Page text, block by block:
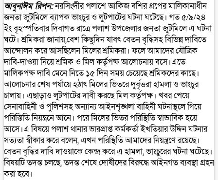
আবুনাঈম রিপন:নরসিংদীর পলাশে আকিজ বশির গ্রপের মালিকানাধীন
জনতা জুটমিলে ব্যাপক ভাংচুর ও লুটপাটের ঘটনা ঘটেছে। গত ৫/৯/২৪
ইং বৃহস্পতিবার দিবাগত রাত্রে পলাশ উপজেলার জনতা জুটমিলে এ ঘটনা
ঘটে। শ্রমিকরা জানায়,বেশ কিছুদিন যাবৎ বেতন বৃদ্ধিসহ বিভিন্ন দাবিতে
আন্দোলন করে আসছিলেন মিলের শ্রমিকরা। ফলে আমাদের যৌত্রিক
দাবি-দাওয়া নিয়ে শ্রমিক ও মিল কর্তৃপক্ষ আলোচনায় বসে।এতে
মালিকপক্ষ দাবি মেনে নিতে ১৫ দিন সময় চেয়েছে শ্রমিকদের কাছে।
আলোচনার শেষ পর্যায়ে হঠাৎ মিলের ভিতরে দুর্বৃত্তরা হামলা ও ভাংচুর
চালায়। এছাড়াও লুটপাটের দাবী করছে মিল কর্তৃপক্ষ। খবর পেয়ে
সেনাবাহিনী ও পুলিশসহ অন্যান্য আইনশৃঙ্খলা বাহিনী ঘটনাস্থলে গিয়ে
পরিস্তিতি নিয়ন্ত্রনে আনে। পরে মিলের ভিতর পরিস্থিতি স্বাভাবিক হয়ে
আসে।এ বিষয়ে পলাশ থানার ভারপ্রাপ্ত কর্মকর্তা ইখতিয়ার উদ্দিন ঘটনার
সত্যতা স্বীকার করে বলেন, এখন পরিস্থিতি আমাদের নিয়ন্ত্রণে রয়েছে।
বেতন বৃদ্ধির দাবি দাওয়াকে কেন্দ্র করে এ হামলা, ভাংচুরের ঘটনা ঘটেছে।
বিষয়টি তদন্ত চলছে, তদন্ত শেষে দোষীদের বিরুদ্ধে আইনগত ব্যবস্থা গ্রহন
করা হবে।